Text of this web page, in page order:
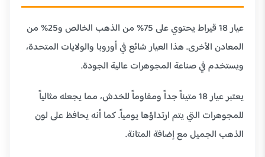
عيار 18 قيراط يحتوي على 75% من الذهب الخالص و25% من
المعادن الأخرى. هذا العيار شائع في أوروبا والولايات المتحدة،
ويستخدم في صناعة المجوهرات عالية الجودة.
يعتبر عيار 18 متيناً جداً ومقاوماً للخدش، مما يجعله مثالياً
للمجوهرات التي يتم ارتداؤها يومياً. كما أنه يحافظ على لون
الذهب الجميل مع إضافة المتانة.